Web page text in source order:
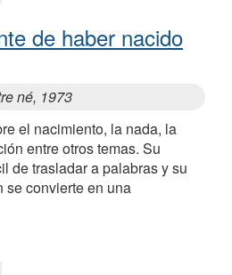
de haber nacido
né, 1973
el nacimiento, la nada, la
entre otros temas. Su
de trasladar a palabras y su
se convierte en una